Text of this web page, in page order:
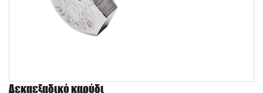
Δεκαεξαδικό καρύδι